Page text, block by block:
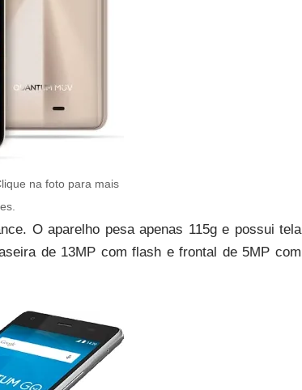
na foto para mais
O aparelho pesa apenas 115g e possui tela
de 13MP com flash e frontal de 5MP com